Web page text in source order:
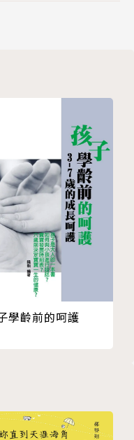
以在家裡做宇宙無敵
語言，但是全班可以
有，說到跌倒、小雞
也有不少好玩的事
，一起大喊「真好
劇獎」、「向田邦子
擅於觀察的敏銳視
的各種面貌。
中每個小學生配上插
厘頭、有的一臉憨
學生也有各種各樣的
不是會有感而發的說
角度思考，就能找到
學齡前的呵護